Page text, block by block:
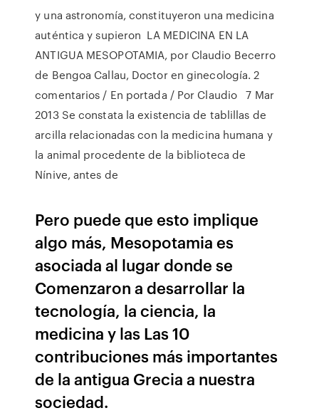
y una astronomía, constituyeron una medicina
auténtica y supieron LA MEDICINA EN LA
ANTIGUA MESOPOTAMIA, por Claudio Becerro
de Bengoa Callau, Doctor en ginecología. 2
comentarios / En portada / Por Claudio 7 Mar
2013 Se constata la existencia de tablillas de
arcilla relacionadas con la medicina humana y
la animal procedente de la biblioteca de
Nínive, antes de
Pero puede que esto implique
algo más, Mesopotamia es
asociada al lugar donde se
Comenzaron a desarrollar la
tecnología, la ciencia, la
medicina y las Las 10
contribuciones más importantes
de la antigua Grecia a nuestra
sociedad.